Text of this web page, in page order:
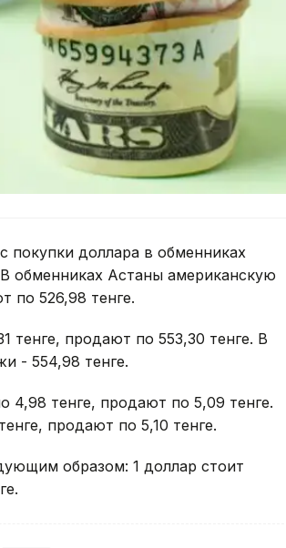
доллара в обменниках
обменниках Астаны американскую
по 526,98 тенге.
тенге, продают по 553,30 тенге. В
- 554,98 тенге.
4,98 тенге, продают по 5,09 тенге.
продают по 5,10 тенге.
образом: 1 доллар стоит